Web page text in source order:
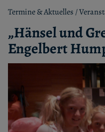
Termine & Aktuelles /
„Hänsel und
Engelbert